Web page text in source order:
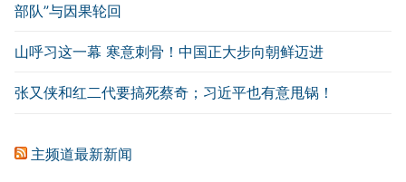
部队”与因果轮回
山呼习这一幕 寒意刺骨！中国正大步向朝鲜迈进
张又侠和红二代要搞死蔡奇；习近平也有意甩锅！
主频道最新新闻